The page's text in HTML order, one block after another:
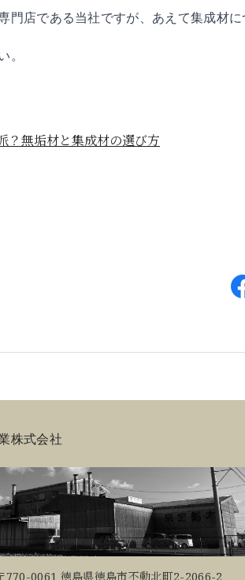
門店である当社ですが、あえて集成材に
。
？無垢材と集成材の選び方
株式会社
770-0061 徳島県徳島市不動北町2-2066-2